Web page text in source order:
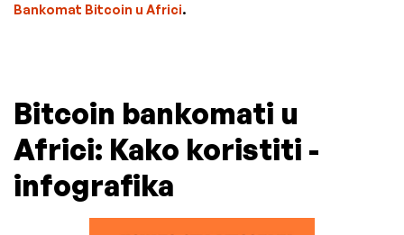
Bankomat Bitcoin u Africi.
Bitcoin bankomati u
Africi: Kako koristiti -
infografika